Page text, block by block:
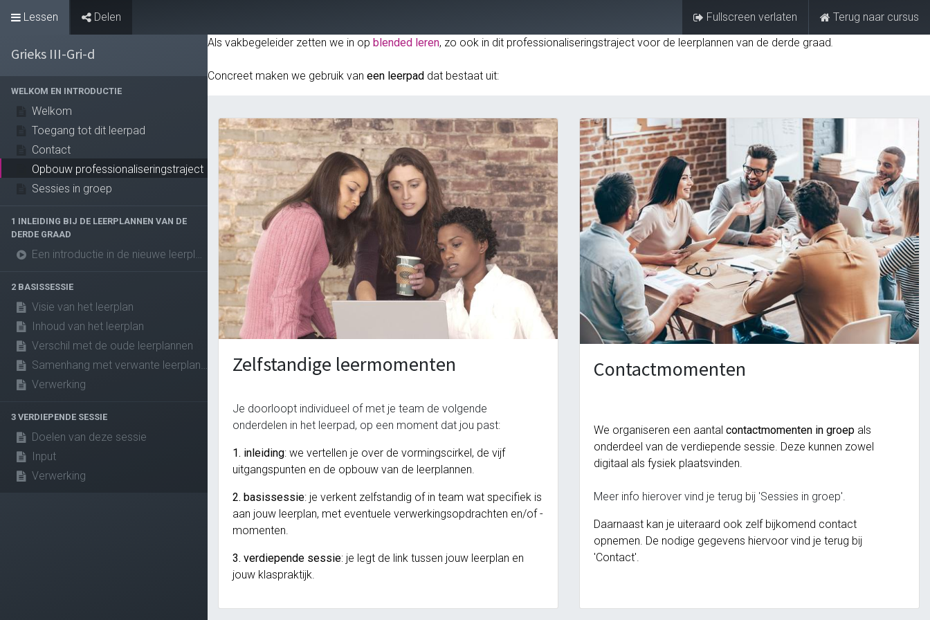
Aanmelden FAQ
Lessen Delen Fullscreen verlaten
Terug naar cursus
Als vakbegeleider zetten we in op blended leren, zo ook in dit professionaliseringstraject voor de leerplannen van de derde graad.
Concreet maken we gebruik van een leerpad dat bestaat uit:
Zelfstandige leermomenten
Je doorloopt individueel of met je team de volgende
onderdelen in het leerpad, op een moment dat jou past:
1. inleiding: we vertellen je over de vormingscirkel, de vijf
uitgangspunten en de opbouw van de leerplannen.
2. basissessie: je verkent zelfstandig of in team wat specifiek is
aan jouw leerplan, met eventuele verwerkingsopdrachten en/of -
momenten.
3. verdiepende sessie: je legt de link tussen jouw leerplan en
jouw klaspraktijk.
Contactmomenten
We organiseren een aantal contactmomenten in groep als
onderdeel van de verdiepende sessie. Deze kunnen zowel
digitaal als fysiek plaatsvinden.
Meer info hierover vind je terug bij 'Sessies in groep'.
Daarnaast kan je uiteraard ook zelf bijkomend contact
opnemen. De nodige gegevens hiervoor vind je terug bij
'Contact'.
Grieks III-Gri-d
WELKOM EN INTRODUCTIE
Welkom
Toegang tot dit leerpad
Contact
Opbouw professionaliseringstraject
Sessies in groep
1 INLEIDING BIJ DE LEERPLANNEN VAN DE
DERDE GRAAD
Een introductie in de nieuwe leerplannen van de derde graad
2 BASISSESSIE
Visie van het leerplan
Inhoud van het leerplan
Verschil met de oude leerplannen
Samenhang met verwante leerplannen
Verwerking
3 VERDIEPENDE SESSIE
Doelen van deze sessie
Input
Verwerking